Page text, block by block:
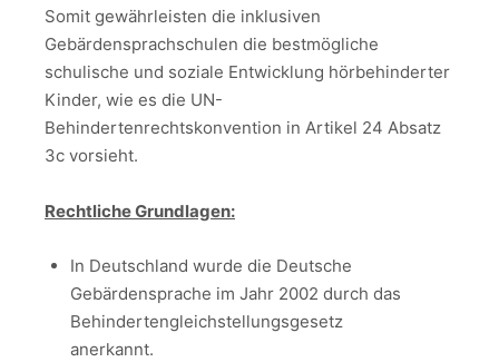
Somit gewährleisten die inklusiven
Gebärdensprachschulen die bestmögliche
schulische und soziale Entwicklung hörbehinderter
Kinder, wie es die UN-
Behindertenrechtskonvention in Artikel 24 Absatz
3c vorsieht.
Rechtliche Grundlagen:
In Deutschland wurde die Deutsche
Gebärdensprache im Jahr 2002 durch das
Behindertengleichstellungsgesetz
anerkannt.